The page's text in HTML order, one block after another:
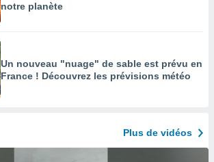
notre planète
Un nouveau "nuage" de sable est prévu en
France ! Découvrez les prévisions météo
Plus de vidéos